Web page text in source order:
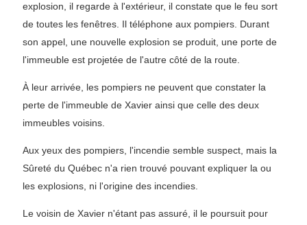
explosion, il regarde à l'extérieur, il constate que le feu sort
de toutes les fenêtres. Il téléphone aux pompiers. Durant
son appel, une nouvelle explosion se produit, une porte de
l'immeuble est projetée de l'autre côté de la route.
À leur arrivée, les pompiers ne peuvent que constater la
perte de l'immeuble de Xavier ainsi que celle des deux
immeubles voisins.
Aux yeux des pompiers, l'incendie semble suspect, mais la
Sûreté du Québec n'a rien trouvé pouvant expliquer la ou
les explosions, ni l'origine des incendies.
Le voisin de Xavier n'étant pas assuré, il le poursuit pour